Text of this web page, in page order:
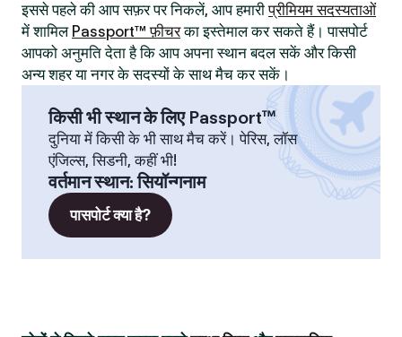
इससे पहले की आप सफ़र पर निकलें, आप हमारीप्रीमियम सदस्यताओं
में शामिल Passport™ फ़ीचरका इस्तेमाल कर सकते हैं। पासपोर्ट
आपको अनुमति देता है कि आप अपना स्थान बदल सकें और किसी
अन्य शहर या नगर के सदस्यों के साथ मैच कर सकें।
किसी भी स्थान के लिए Passport™
दुनिया में किसी के भी साथ मैच करें। पेरिस, लॉस
एंजिल्स, सिडनी, कहीं भी!
वर्तमान स्थान:सियॉन्गनाम
पासपोर्ट क्या है?